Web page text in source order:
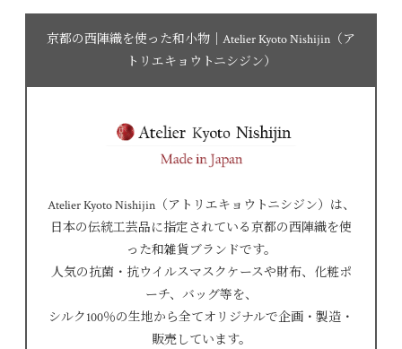
京都の西陣織を使った和小物｜Atelier Kyoto Nishijin（ア
トリエキョウトニシジン）
Atelier Kyoto Nishijin（アトリエキョウトニシジン）は、
日本の伝統工芸品に指定されている京都の西陣織を使
った和雑貨ブランドです。
人気の抗菌・抗ウイルスマスクケースや財布、化粧ポ
ーチ、バッグ等を、
シルク100％の生地から全てオリジナルで企画・製造・
販売しています。